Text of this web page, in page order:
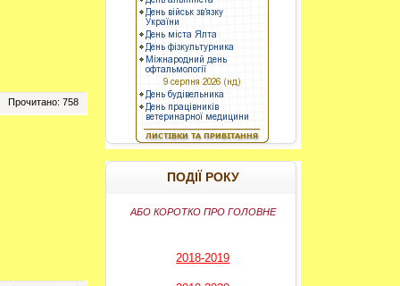
Прочитано: 758
ПОДІЇ РОКУ
АБО КОРОТКО ПРО ГОЛОВНЕ
2018-2019